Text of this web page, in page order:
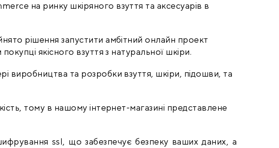
на ринку шкіряного взуття та аксесуарів в
рішення запустити амбітний онлайн проект
якісного взуття з натуральної шкіри.
виробництва та розробки взуття, шкіри, підошви, та
тому в нашому інтернет-магазині представлене
ssl, що забезпечує безпеку ваших даних, а